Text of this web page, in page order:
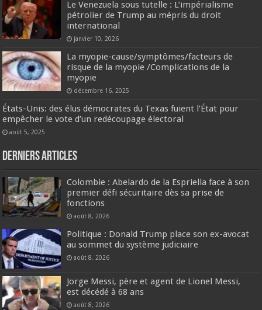
Le Venezuela sous tutelle : L’impérialisme
pétrolier de Trump au mépris du droit
international
janvier 10, 2026
La myopie-cause/symptômes/facteurs de
risque de la myopie /Complications de la
myopie
décembre 16, 2025
États-Unis: des élus démocrates du Texas fuient l’État pour
empêcher le vote d’un redécoupage électoral
août 5, 2025
Derniers articles
Colombie : Abelardo de la Espriella face à son
premier défi sécuritaire dès sa prise de
fonctions
août 8, 2026
Politique : Donald Trump place son ex-avocat
au sommet du système judiciaire
août 8, 2026
Jorge Messi, père et agent de Lionel Messi,
est décédé à 68 ans
août 8, 2026